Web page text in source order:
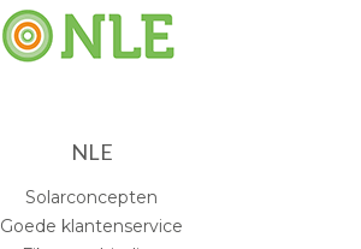
NLE
Solarconcepten
Goede klantenservice